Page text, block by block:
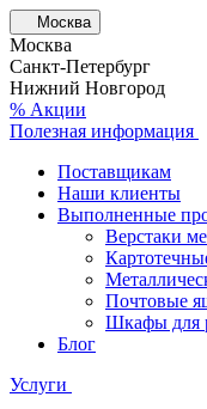
Москва
Москва
Санкт-Петербург
Нижний Новгород
% Акции
Полезная информация
Поставщикам
Наши клиенты
Выполненные
Верстаки
Почтовые
Шкафы для
Блог
Услуги